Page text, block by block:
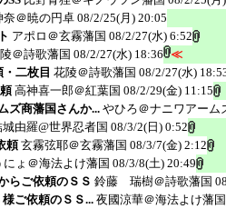
奈＠暁の円卓08/2/25(月) 20:05
アポロ＠玄霧藩国 08/2/27(水) 6:52
＠詩歌藩国 08/2/27(水) 18:36 ≪
二枚目 花陵＠詩歌藩国 08/2/27(水)
高神喜一郎＠紅葉国 08/2/29(金) 11:15
ズ商藩国さんか... やひろ＠ナニワアーム
城由羅@世界忍者国 08/3/2(日) 0:52
頼 玄霧弦耶＠玄霧藩国 08/3/7(金) 2:12
にょ＠海法よけ藩国 08/3/8(土) 20:49
らご依頼のＳＳ 鈴藤 瑞樹＠詩歌藩国
ご依頼のＳＳ... 夜國涼華＠海法よけ藩国